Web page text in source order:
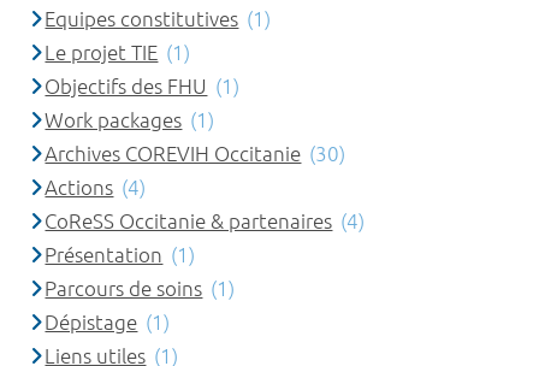
Equipes constitutives (1)
Le projet TIE (1)
Objectifs des FHU (1)
Work packages (1)
Archives COREVIH Occitanie (30)
Actions (4)
CoReSS Occitanie & partenaires (4)
Présentation (1)
Parcours de soins (1)
Dépistage (1)
Liens utiles (1)